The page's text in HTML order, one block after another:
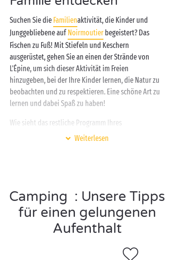
Schwimmbad, der klassischen undungewöhnlichen
Unterkünfte sowie der Aktivitäten und
Serviceleistungen, die vor Ort angeboten werden.
Das Beste des Campings erwartet Sie bei Sandaya!
Suchen Sie die Familienaktivität, die Kinder und
Junggebliebene aufNoirmoutier begeistert? Das
Fischen zu Fuß! Mit Stiefeln und Keschern
ausgerüstet, gehen Sie an einen der Strände von
L'Épine, um sich dieser Aktivität im Freien
hinzugeben, bei der Ihre Kinder lernen, die Natur zu
beobachten und zu respektieren. Eine schöne Art zu
lernen und dabei Spaß zu haben!
Wie sieht das restliche Programm Ihres
Familienurlaubs in derVendéeaus? Das hängt nur
Sie dabei auf den Gezeitenkalender) die
Passage du Gois
, denn auf diesem charmanten
Fleckchen Erde gibt es so viele Aktivitäten, die Sie
nach Herzenslust ausprobieren können!
Weiterlesen
Camping : Unsere Tipps
für einen gelungenen
Aufenthalt